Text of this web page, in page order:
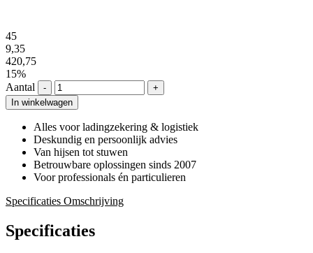
45
9,35
420,75
15%
Aantal
-
+
In winkelwagen
Alles voor ladingzekering & logistiek
Deskundig en persoonlijk advies
Van hijsen tot stuwen
Betrouwbare oplossingen sinds 2007
Voor professionals én particulieren
Specificaties Omschrijving
Specificaties